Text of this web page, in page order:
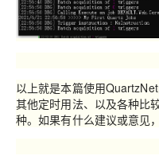
以上就是本篇使用QuartzNet
其他定时用法、以及各种比
种。如果有什么建议或意见